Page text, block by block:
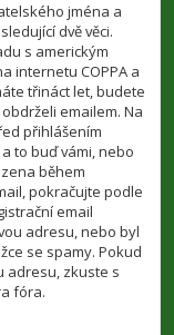
jména a
dvě věci.
s americkým
internetu COPPA a
třináct let, budete
emailem. Na
přihlášením
to buď vámi, nebo
během
pokračujte podle
email
adresu, nebo byl
se spamy. Pokud
adresu, zkuste s
fóra.